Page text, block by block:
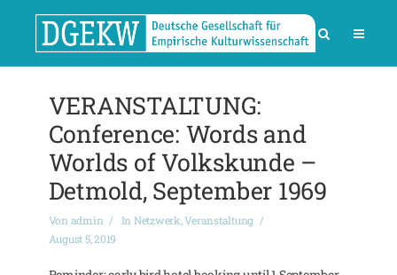
VERANSTALTUNG:
Conference: Words and
Worlds of Volkskunde –
Detmold, September 1969
Von admin In Netzwerk,Veranstaltung
August 5, 2019